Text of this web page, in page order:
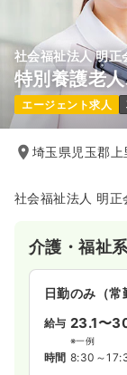
社会福祉法人 明正
特別養護老
エージェント求人
埼玉県児玉郡
社会福祉法人 明正
介護・福祉
日勤のみ（常
給与 23.1〜
※一例
時間 8:30～